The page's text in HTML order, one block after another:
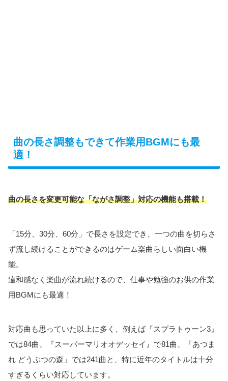
曲の長さ調整もできて作業用BGMにも最
適！
曲の長さを変更可能な「ながさ調整」対応の機能も搭載！
「15分、30分、60分」で長さを設定でき、一つの曲を切らさ
ず流し続けることができるのはゲーム楽曲らしい面白い機
能。
違和感なく楽曲が流れ続けるので、仕事や勉強のお供の作業
用BGMにも最適！
対応曲も思っていた以上に多く、例えば『スプラトゥーン3』
では84曲、『スーパーマリオオデッセイ』で81曲、「あつま
れ どうぶつの森」では241曲と、特に近年のタイトルは十分
すぎるくらい対応しています。